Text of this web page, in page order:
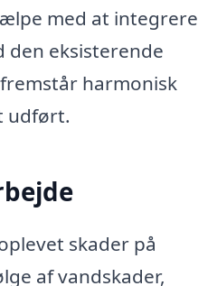
med at integrere
den eksisterende
harmonisk
udført.
skader på
af vandskader,